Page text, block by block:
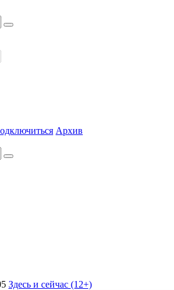
Архив
Здесь и сейчас (12+)